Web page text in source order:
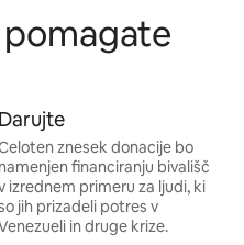
pomagate
Darujte
znesek donacije bo
namenjen financiranju bivališč
izrednem primeru za ljudi, ki
jih prizadeli potres v
in druge krize.